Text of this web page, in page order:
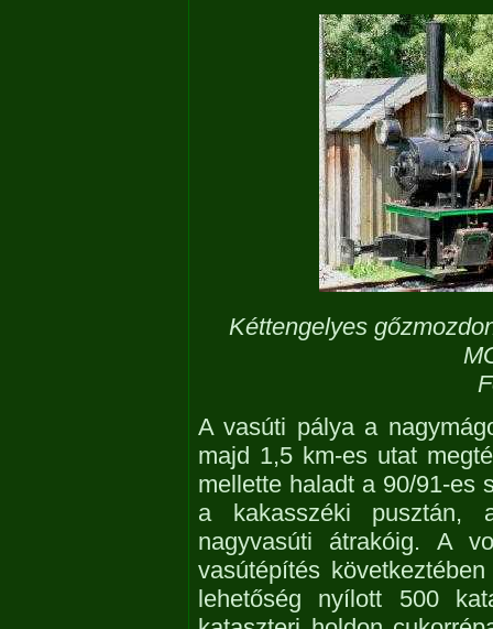
Kéttengelyes
A vasúti pálya a
majd 1,5 km-es utat
mellette haladt a 90/91-es
a kakasszéki pusztán,
nagyvasúti átrakóig. A
vasútépítés
lehetőség nyílott 500